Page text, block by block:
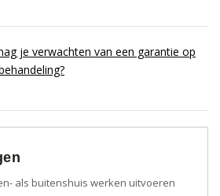
je verwachten van een garantie op
als buitenshuis werken uitvoeren